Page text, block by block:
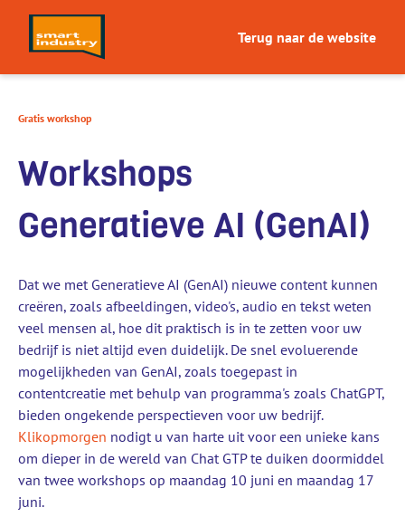
Terug naar de website
Gratis workshop
Workshops
Generatieve AI (GenAI)
Dat we met Generatieve AI (GenAI) nieuwe content kunnen
creëren, zoals afbeeldingen, video's, audio en tekst weten
veel mensen al, hoe dit praktisch is in te zetten voor uw
bedrijf is niet altijd even duidelijk. De snel evoluerende
mogelijkheden van GenAI, zoals toegepast in
contentcreatie met behulp van programma's zoals ChatGPT,
bieden ongekende perspectieven voor uw bedrijf.
Klikopmorgen nodigt u van harte uit voor een unieke kans
om dieper in de wereld van Chat GTP te duiken doormiddel
van twee workshops op maandag 10 juni en maandag 17
juni.